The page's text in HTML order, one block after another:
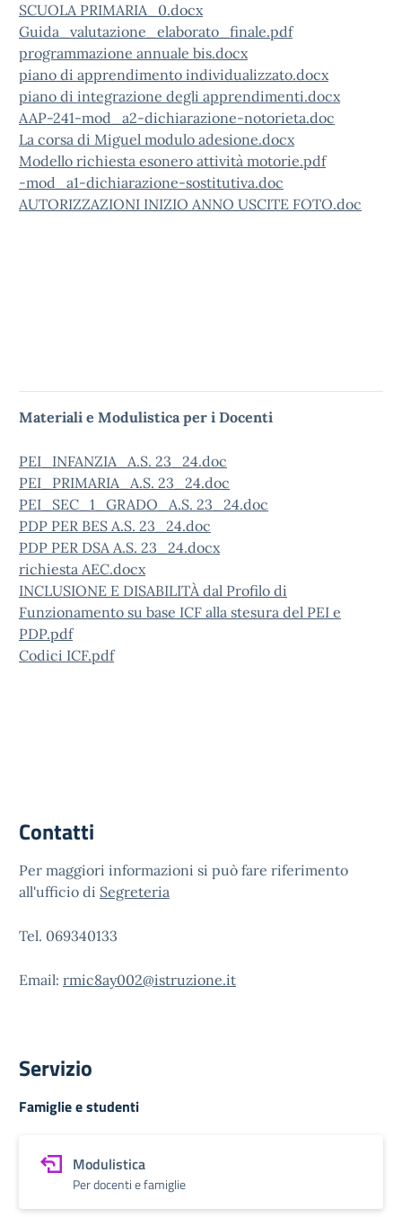
SCUOLA PRIMARIA_0.docx
Guida_valutazione_elaborato_finale.pdf
programmazione annuale bis.docx
piano di apprendimento individualizzato.docx
piano di integrazione degli apprendimenti.docx
AAP-241-mod_a2-dichiarazione-notorieta.doc
La corsa di Miguel modulo adesione.docx
Modello richiesta esonero attività motorie.pdf
-mod_a1-dichiarazione-sostitutiva.doc
AUTORIZZAZIONI INIZIO ANNO USCITE FOTO.doc
Materiali e Modulistica per i Docenti
PEI_INFANZIA_ A.S. 23_24.doc
PEI_PRIMARIA_ A.S. 23_24.doc
PEI_SEC_1_GRADO_ A.S. 23_24.doc
PDP PER BES A.S. 23_24.doc
PDP PER DSA A.S. 23_24.docx
richiesta AEC.docx
INCLUSIONE E DISABILITÀ dal Profilo di
Funzionamento su base ICF alla stesura del PEI e
PDP.pdf
Codici ICF.pdf
Contatti
Per maggiori informazioni si può fare riferimento
all'ufficio di Segreteria
Tel. 069340133
Email: rmic8ay002@istruzione.it
Servizio
Famiglie e studenti
Modulistica
Per docenti e famiglie